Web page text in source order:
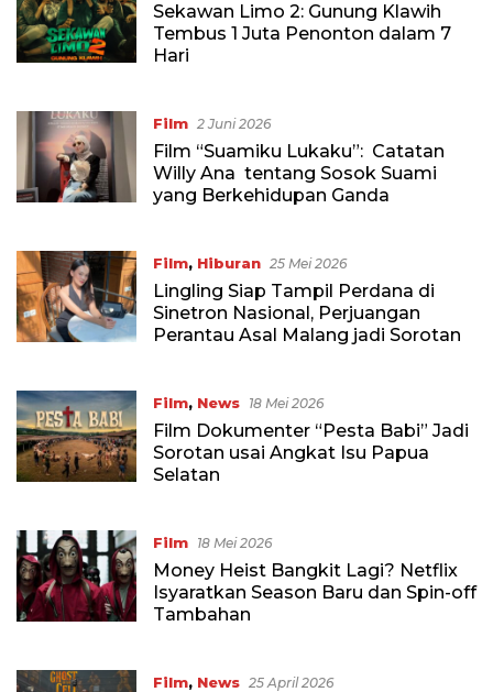
Sekawan Limo 2: Gunung Klawih
Tembus 1 Juta Penonton dalam 7
Hari
Film 2 Juni 2026
Film “Suamiku Lukaku”: Catatan
Willy Ana tentang Sosok Suami
yang Berkehidupan Ganda
Film, Hiburan 25 Mei 2026
Lingling Siap Tampil Perdana di
Sinetron Nasional, Perjuangan
Perantau Asal Malang jadi Sorotan
Film, News 18 Mei 2026
Film Dokumenter “Pesta Babi” Jadi
Sorotan usai Angkat Isu Papua
Selatan
Film 18 Mei 2026
Money Heist Bangkit Lagi? Netflix
Isyaratkan Season Baru dan Spin-off
Tambahan
Film, News 25 April 2026